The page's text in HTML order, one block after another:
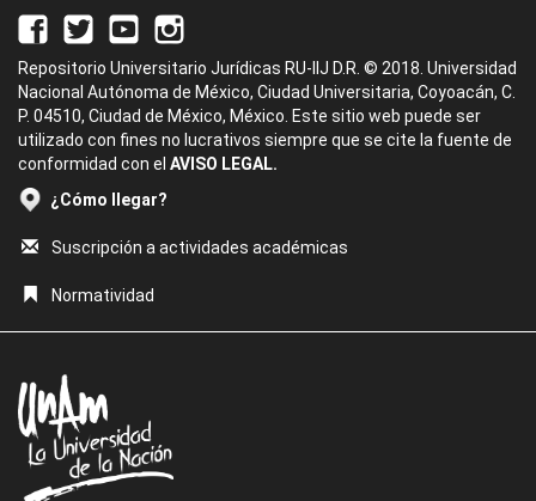
Repositorio Universitario Jurídicas RU-IIJ D.R. © 2018. Universidad
Nacional Autónoma de México, Ciudad Universitaria, Coyoacán, C.
P. 04510, Ciudad de México, México. Este sitio web puede ser
utilizado con fines no lucrativos siempre que se cite la fuente de
conformidad con el AVISO LEGAL.
¿Cómo llegar?
Suscripción a actividades académicas
Normatividad